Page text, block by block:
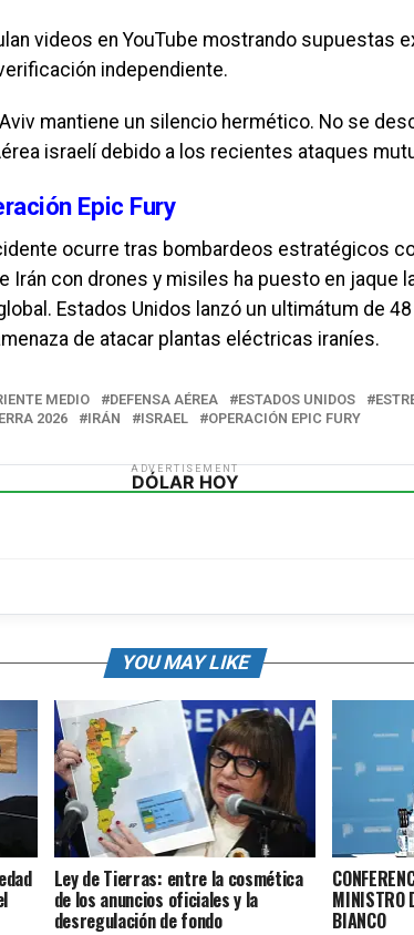
videos en YouTube mostrando supuestas
independiente.
mantiene un silencio hermético. No se
israelí debido a los recientes ataques
Epic Fury
ocurre tras bombardeos estratégicos
Irán con drones y misiles ha puesto en jaque
Estados Unidos lanzó un ultimátum de 48
de atacar plantas eléctricas iraníes.
MEDIO DEFENSA AÉREA ESTADOS UNIDOS
2026 IRÁN ISRAEL OPERACIÓN EPIC FURY
ADVERTISEMENT
DÓLAR HOY
YOU MAY LIKE
Ley de Tierras: entre la cosmética
de los anuncios oficiales y la
desregulación de fondo
MINISTRO
BIANCO